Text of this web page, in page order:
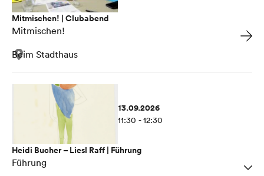
Mitmischen! | Clubabend
Mitmischen!
Beim Stadthaus
13.09.2026
11:30 - 12:30
Heidi Bucher – Liesl Raff | Führung
Führung